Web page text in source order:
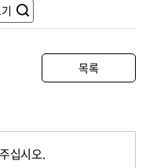
목록
십시오.